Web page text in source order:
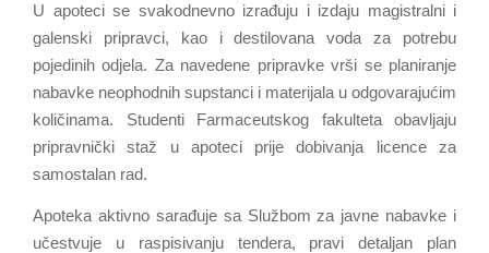
U apoteci se svakodnevno izrađuju i izdaju magistralni i
galenski pripravci, kao i destilovana voda za potrebu
pojedinih odjela. Za navedene pripravke vrši se planiranje
nabavke neophodnih supstanci i materijala u odgovarajućim
količinama. Studenti Farmaceutskog fakulteta obavljaju
pripravnički staž u apoteci prije dobivanja licence za
samostalan rad.
Apoteka aktivno sarađuje sa Službom za javne nabavke i
učestvuje u raspisivanju tendera, pravi detaljan plan